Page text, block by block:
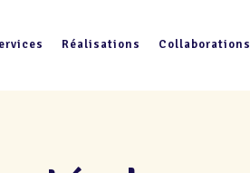
Réalisations Collaborations